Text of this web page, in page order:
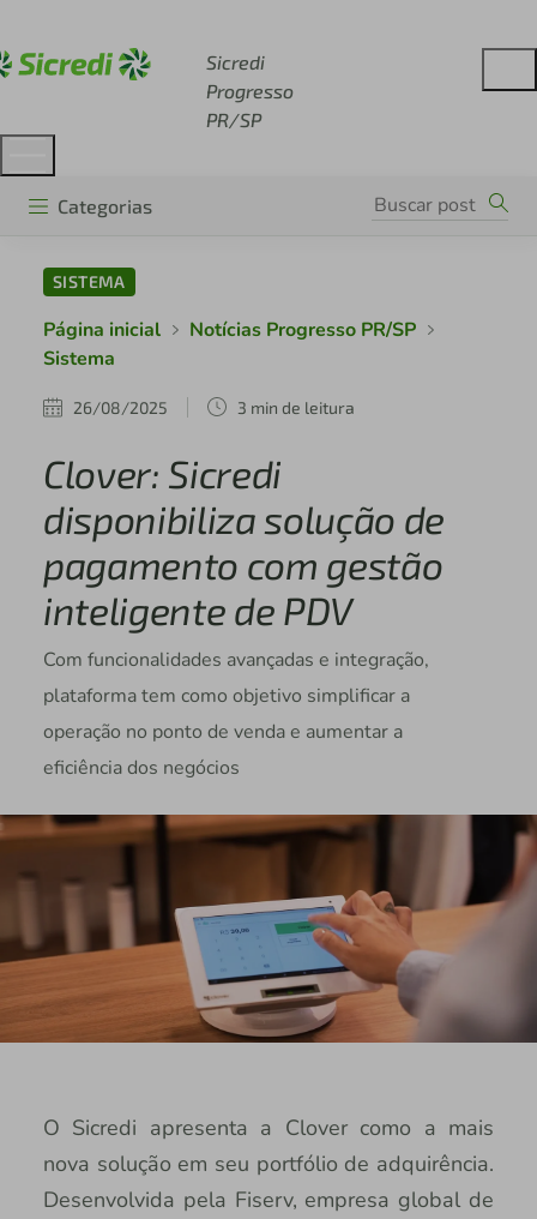
Sicredi
Progresso
PR/SP
Categorias
SISTEMA
Página inicial
Notícias Progresso PR/SP
Sistema
26/08/2025 3 min de leitura
Clover: Sicredi
disponibiliza solução de
pagamento com gestão
inteligente de PDV
Com funcionalidades avançadas e integração,
plataforma tem como objetivo simplificar a
operação no ponto de venda e aumentar a
eficiência dos negócios
O Sicredi apresenta a Clover como a mais
nova solução em seu portfólio de adquirência.
Desenvolvida pela Fiserv, empresa global de